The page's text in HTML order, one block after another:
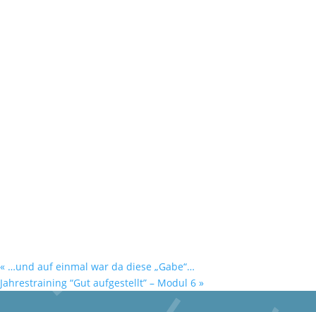
« …und auf einmal war da diese „Gabe“…
Jahrestraining “Gut aufgestellt” – Modul 6 »